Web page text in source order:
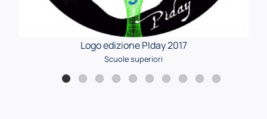
Logo edizione PIday 2017
Scuole superiori